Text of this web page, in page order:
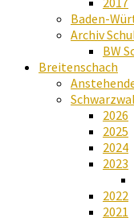
Baden-
Archiv
BW
Breitenschach
2026
2025
2024
2023
2022
2021